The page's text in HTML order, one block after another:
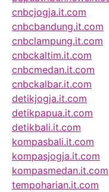
cnbcjogja.it.com
cnbcbandung.it.com
cnbclampung.it.com
cnbckaltim.it.com
cnbcmedan.it.com
cnbckalbar.it.com
detikjogja.it.com
detikpapua.it.com
detikbali.it.com
kompasbali.it.com
kompasjogja.it.com
kompasmedan.it.com
tempoharian.it.com